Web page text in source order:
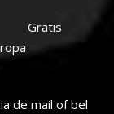
Gratis
de mail of bel